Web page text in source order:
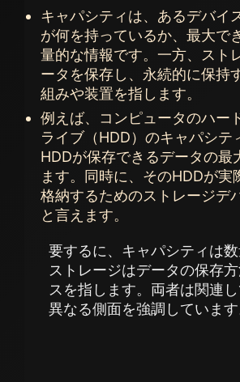
キャパシティは、あるデバイ
が何を持っているか、最大で
量的な情報です。一方、スト
ータを保存し、永続的に保持
組みや装置を指します。
例えば、コンピュータのハー
ライブ（HDD）のキャパシテ
HDDが保存できるデータの最
ます。同時に、そのHDDが実
格納するためのストレージデ
と言えます。
要するに、キャパシティは数
ストレージはデータの保存
スを指します。両者は関連し
異なる側面を強調しています